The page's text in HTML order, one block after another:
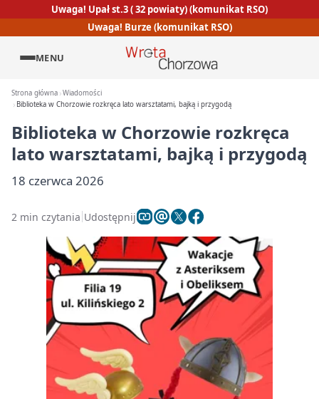
Uwaga! Upał st.3 ( 32 powiaty) (komunikat RSO)
Uwaga! Burze (komunikat RSO)
MENU
Strona główna Wiadomości
Biblioteka w Chorzowie rozkręca lato warsztatami, bajką i przygodą
Biblioteka w Chorzowie rozkręca
lato warsztatami, bajką i przygodą
18 czerwca 2026
2 min czytania Udostępnij